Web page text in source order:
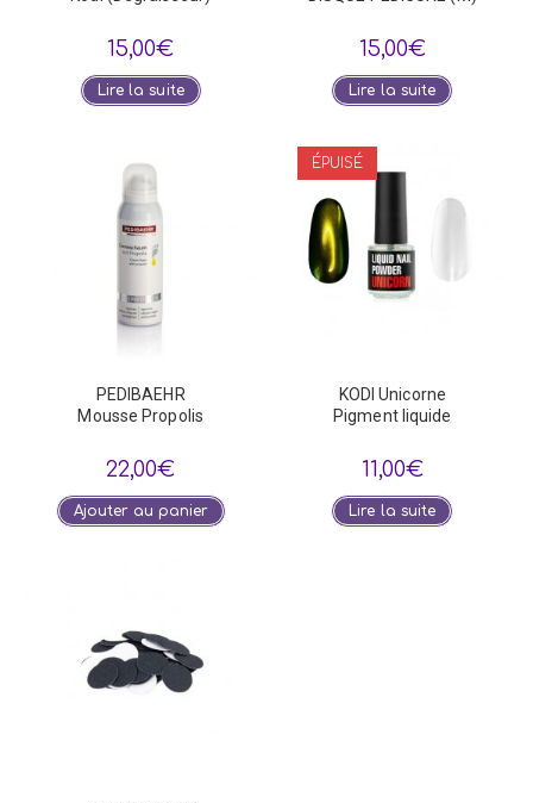
15,00€
Lire la suite
15,00€
Lire la suite
PEDIBAEHR
Mousse Propolis
22,00€
Ajouter au panier
ÉPUISÉ
KODI Unicorne
Pigment liquide
11,00€
Lire la suite